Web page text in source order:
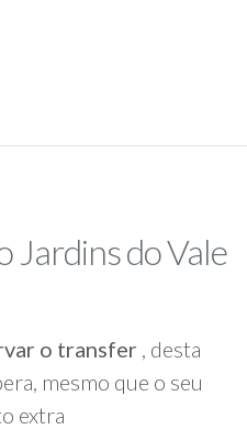
Jardins do Vale
o transfer , desta
mesmo que o seu
extra